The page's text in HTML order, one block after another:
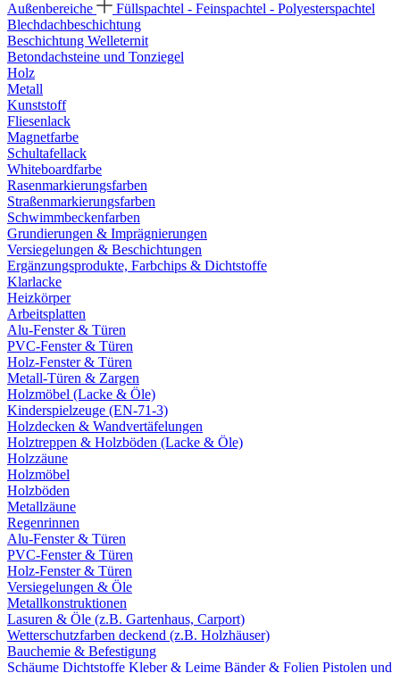
Außenbereiche
Füllspachtel - Feinspachtel - Polyesterspachtel
Blechdachbeschichtung
Beschichtung Welleternit
Betondachsteine und Tonziegel
Holz
Metall
Kunststoff
Fliesenlack
Magnetfarbe
Schultafellack
Whiteboardfarbe
Rasenmarkierungsfarben
Straßenmarkierungsfarben
Schwimmbeckenfarben
Grundierungen & Imprägnierungen
Versiegelungen & Beschichtungen
Ergänzungsprodukte, Farbchips & Dichtstoffe
Klarlacke
Heizkörper
Arbeitsplatten
Alu-Fenster & Türen
PVC-Fenster & Türen
Holz-Fenster & Türen
Metall-Türen & Zargen
Holzmöbel (Lacke & Öle)
Kinderspielzeuge (EN-71-3)
Holzdecken & Wandvertäfelungen
Holztreppen & Holzböden (Lacke & Öle)
Holzzäune
Holzmöbel
Holzböden
Metallzäune
Regenrinnen
Alu-Fenster & Türen
PVC-Fenster & Türen
Holz-Fenster & Türen
Versiegelungen & Öle
Metallkonstruktionen
Lasuren & Öle (z.B. Gartenhaus, Carport)
Wetterschutzfarben deckend (z.B. Holzhäuser)
Bauchemie & Befestigung
Schäume Dichtstoffe Kleber & Leime Bänder & Folien Pistolen und